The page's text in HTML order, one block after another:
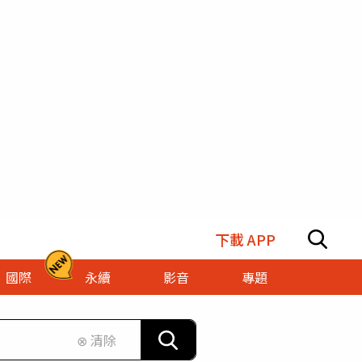
下載 APP
國際 永續 影音
專題
⊗ 清除